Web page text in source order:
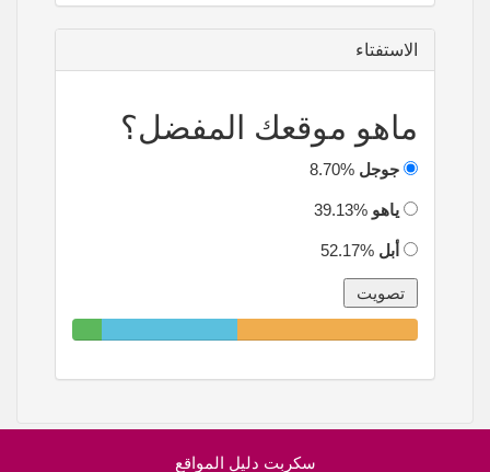
الاستفتاء
ماهو موقعك المفضل؟
جوجل
ياهو
أبل
سكربت دليل المواقع